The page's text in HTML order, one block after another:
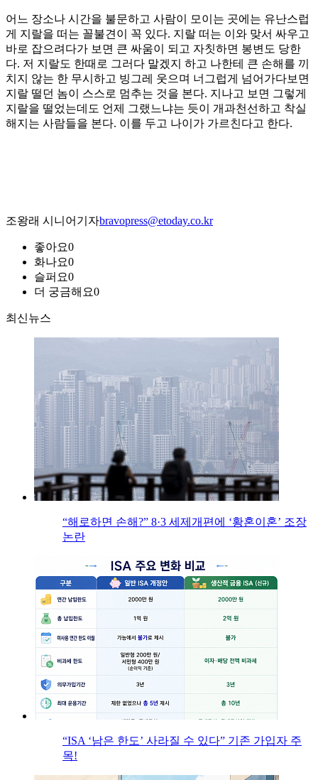
어느 장소나 시간을 불문하고 사람이 모이는 곳에는 유난스럽
게 지랄을 떠는 꼴불견이 꼭 있다. 지랄 떠는 이와 맞서 싸우고
바로 잡으려다가 보면 큰 싸움이 되고 자칫하면 봉변도 당한
다. 저 지랄도 한때로 그러다 말겠지 하고 나한테 큰 손해를 끼
치지 않는 한 무시하고 빙그레 웃으며 너그럽게 넘어가다보면
지랄 떨던 놈이 스스로 멈추는 것을 본다. 지나고 보면 그렇게
지랄을 떨었는데도 언제 그랬느냐는 듯이 개과천선하고 착실
해지는 사람들을 본다. 이를 두고 나이가 가르친다고 한다.
조왕래 시니어기자bravopress@etoday.co.kr
좋아요0
화나요0
슬퍼요0
더 궁금해요0
최신뉴스
“해로하면 손해?” 8·3 세제개편에 ‘황혼이혼’ 조장
논란
“ISA ‘남은 한도’ 사라질 수 있다” 기존 가입자 주
목!